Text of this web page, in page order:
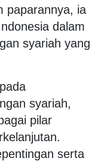
paparannya, ia
dalam
syariah yang
syariah,
pilar
serta